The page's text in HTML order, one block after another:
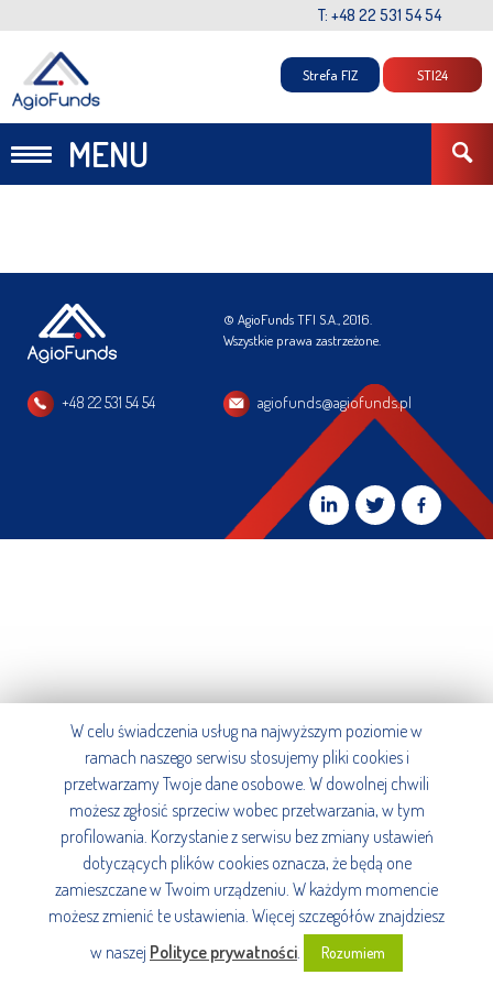
T: +48 22 531 54 54
MENU
Strefa FIZ STI24
© AgioFunds TFI S.A., 2016.
Wszystkie prawa zastrzeżone.
+48 22 531 54 54 agiofunds@agiofunds.pl
W celu świadczenia usług na najwyższym poziomie w
ramach naszego serwisu stosujemy pliki cookies i
przetwarzamy Twoje dane osobowe. W dowolnej chwili
możesz zgłosić sprzeciw wobec przetwarzania, w tym
profilowania. Korzystanie z serwisu bez zmiany ustawień
dotyczących plików cookies oznacza, że będą one
zamieszczane w Twoim urządzeniu. W każdym momencie
możesz zmienić te ustawienia. Więcej szczegółów znajdziesz
w naszej Polityce prywatności. Rozumiem